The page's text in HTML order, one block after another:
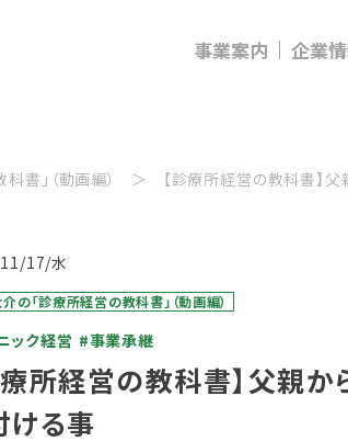
事業案内 企業
書」（動画編） 【診療所経営の教科書】
17/水
の「診療所経営の教科書」（動画編）
ック経営 #事業承継
療所経営の教科書】父親
ける事